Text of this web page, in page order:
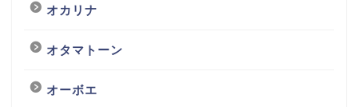
オカリナ
オタマトーン
オーボエ